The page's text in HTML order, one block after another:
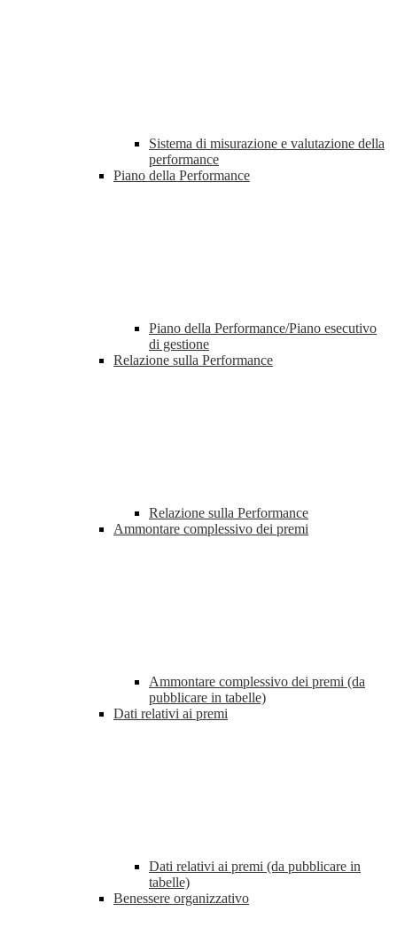
Sistema di misurazione e valutazione della
performance
Piano della Performance
Piano della Performance/Piano esecutivo
di gestione
Relazione sulla Performance
Relazione sulla Performance
Ammontare complessivo dei premi
Ammontare complessivo dei premi (da
pubblicare in tabelle)
Dati relativi ai premi
Dati relativi ai premi (da pubblicare in
tabelle)
Benessere organizzativo